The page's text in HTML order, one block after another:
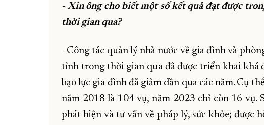
- Xin ông cho biết một số kết quả đạt được
thời gian qua?
- Công tác quản lý nhà nước về gia đình và
tỉnh trong thời gian qua đã được triển khai khá
bạo lực gia đình đã giảm dần qua các năm. Cụ
năm 2018 là 104 vụ, năm 2023 chỉ còn 16 vụ.
phát hiện và tư vấn về pháp lý, sức khỏe; được